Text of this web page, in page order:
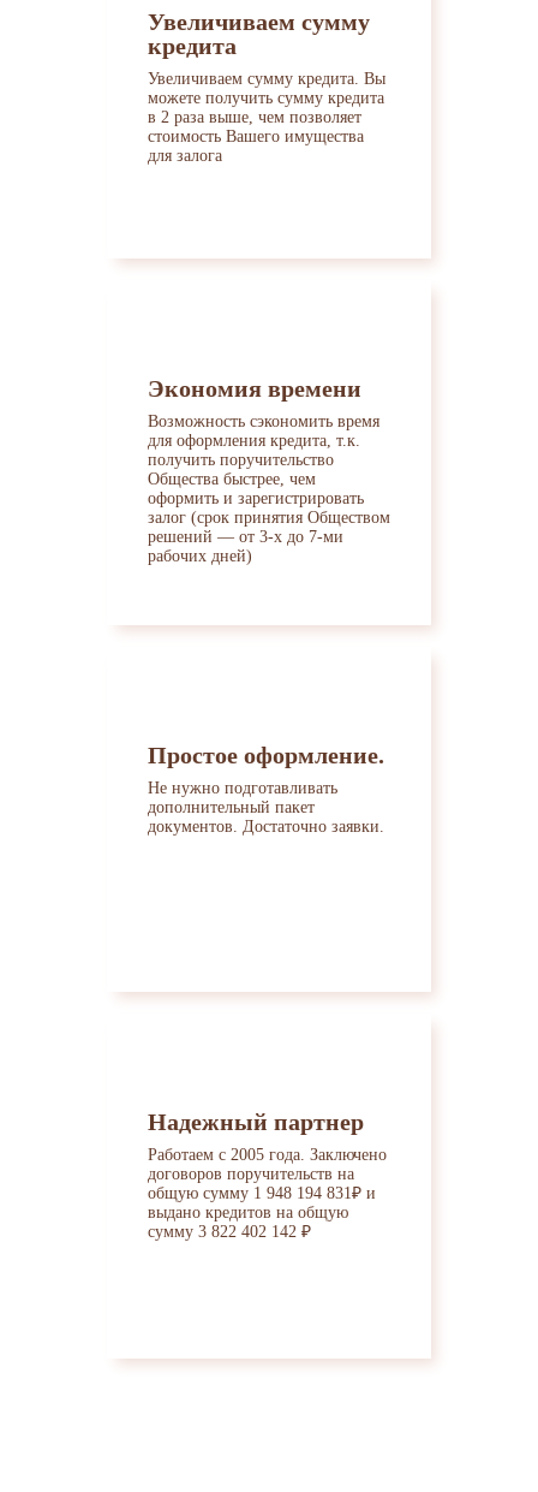
Увеличиваем сумму
кредита
Увеличиваем сумму кредита. Вы
можете получить сумму кредита
в 2 раза выше, чем позволяет
стоимость Вашего имущества
для залога
Экономия времени
Возможность сэкономить время
для оформления кредита, т.к.
получить поручительство
Общества быстрее, чем
оформить и зарегистрировать
залог (срок принятия Обществом
решений — от 3-х до 7-ми
рабочих дней)
Простое оформление.
Не нужно подготавливать
дополнительный пакет
документов. Достаточно заявки.
Надежный партнер
Работаем с 2005 года. Заключено
договоров поручительств на
общую сумму 1 948 194 831₽ и
выдано кредитов на общую
сумму 3 822 402 142 ₽